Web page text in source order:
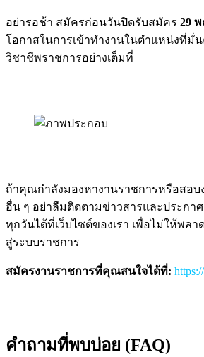
อย่ารอช้า สมัครก่อนวันปิดรับสมัคร 29
โอกาสในการเข้าทำงานในตำแหน่งที่มั่
วิชาชีพราชการอย่างเต็มที่
ถ้าคุณกำลังมองหางานราชการหรือสอบ
อื่น ๆ อย่าลืมติดตามข่าวสารและประกา
ทุกวันได้ที่เว็บไซต์ของเรา เพื่อไม่ให้พลา
สู่ระบบราชการ
สมัครงานราชการที่คุณสนใจได้ที่:
คำถามที่พบบ่อย (FAQ)